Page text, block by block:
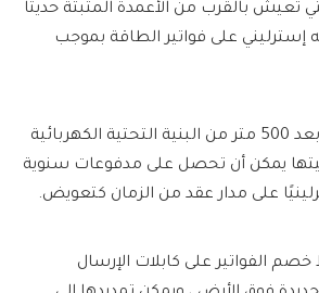
تعيش بالقرب من الأعمدة المثبتة حديثًا
إلى 2500 جنيه إسترليني على فواتير الطاقة بموجب
أكد الوزراء منازل على بعد 500 متر من البنية التحتية الكهربائية
يمكن أن تحصل على مدفوعات سنوية
الفواتير على كابلات الإرسال